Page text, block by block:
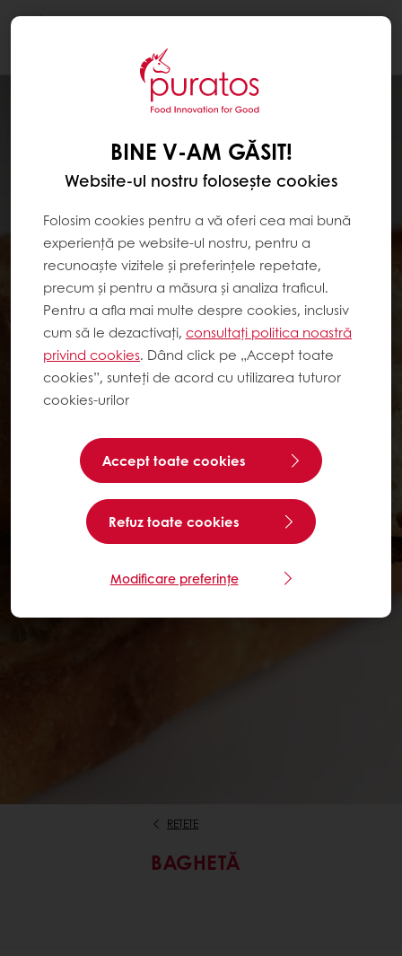
REȚETE
BAGHETĂ
BINE V-AM GĂSIT!
Website-ul nostru folosește cookies
Folosim cookies pentru a vă oferi cea mai bună
experiență pe website-ul nostru, pentru a
recunoaște vizitele și preferințele repetate,
precum și pentru a măsura și analiza traficul.
Pentru a afla mai multe despre cookies, inclusiv
cum să le dezactivați, consultați politica noastră
privind cookies. Dând click pe „Accept toate
cookies”, sunteți de acord cu utilizarea tuturor
cookies-urilor
Accept toate cookies
Refuz toate cookies
Modificare preferințe